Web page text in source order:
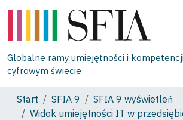
Globalne ramy umiejętności i
cyfrowym świecie
Start SFIA 9
SFIA 9 wyświetleń
Widok umiejętności IT w